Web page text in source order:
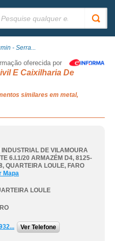
- Serra...
oferecida por
E Caixilharia De
similares em metal,
INDUSTRIAL DE VILAMOURA
6.I.1/20 ARMAZÉM D4, 8125-
, QUARTEIRA LOULE, FARO
Mapa
LOULE
Ver Telefone